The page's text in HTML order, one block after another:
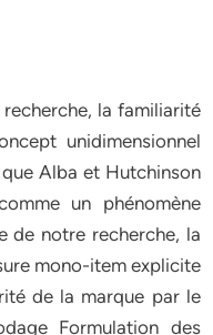
la familiarité
unidimensionnel
Alba et Hutchinson
un phénomène
de notre recherche, la
mono-item explicite
de la marque par le
Formulation des